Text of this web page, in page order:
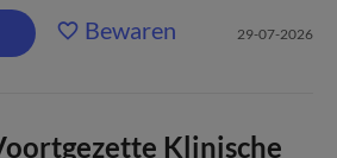
Bewaren 29-07-2026
Klinische